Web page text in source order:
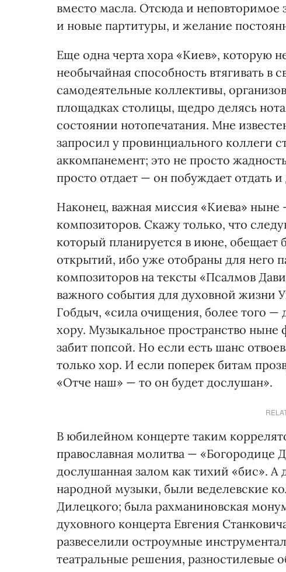
вместо масла. Отсюда и неповторимое
и новые партитуры, и желание
Еще одна черта хора «Киев», которую
необычайная способность втягивать в
самодеятельные коллективы,
площадках столицы, щедро делясь
состоянии нотопечатания. Мне
запросил у провинциального коллеги
аккомпанемент; это не просто
просто отдает — он побуждает отдать
Наконец, важная миссия «Киева» ныне
композиторов. Скажу только, что
который планируется в июне, обещает
открытий, ибо уже отобраны для него
композиторов на тексты «Псалмов
важного события для духовной жизни
Гобдыч, «сила очищения, более того
хору. Музыкальное пространство
забит попсой. Но если есть шанс
только хор. И если поперек битам
«Отче наш» — то он будет дослушан».
В юбилейном концерте таким
православная молитва — «Богородице
дослушанная залом как тихий «бис».
народной музыки, были веделевские
Дилецкого; была рахманиновская
духовного концерта Евгения
развеселили остроумные
театральные решения, разностилевые